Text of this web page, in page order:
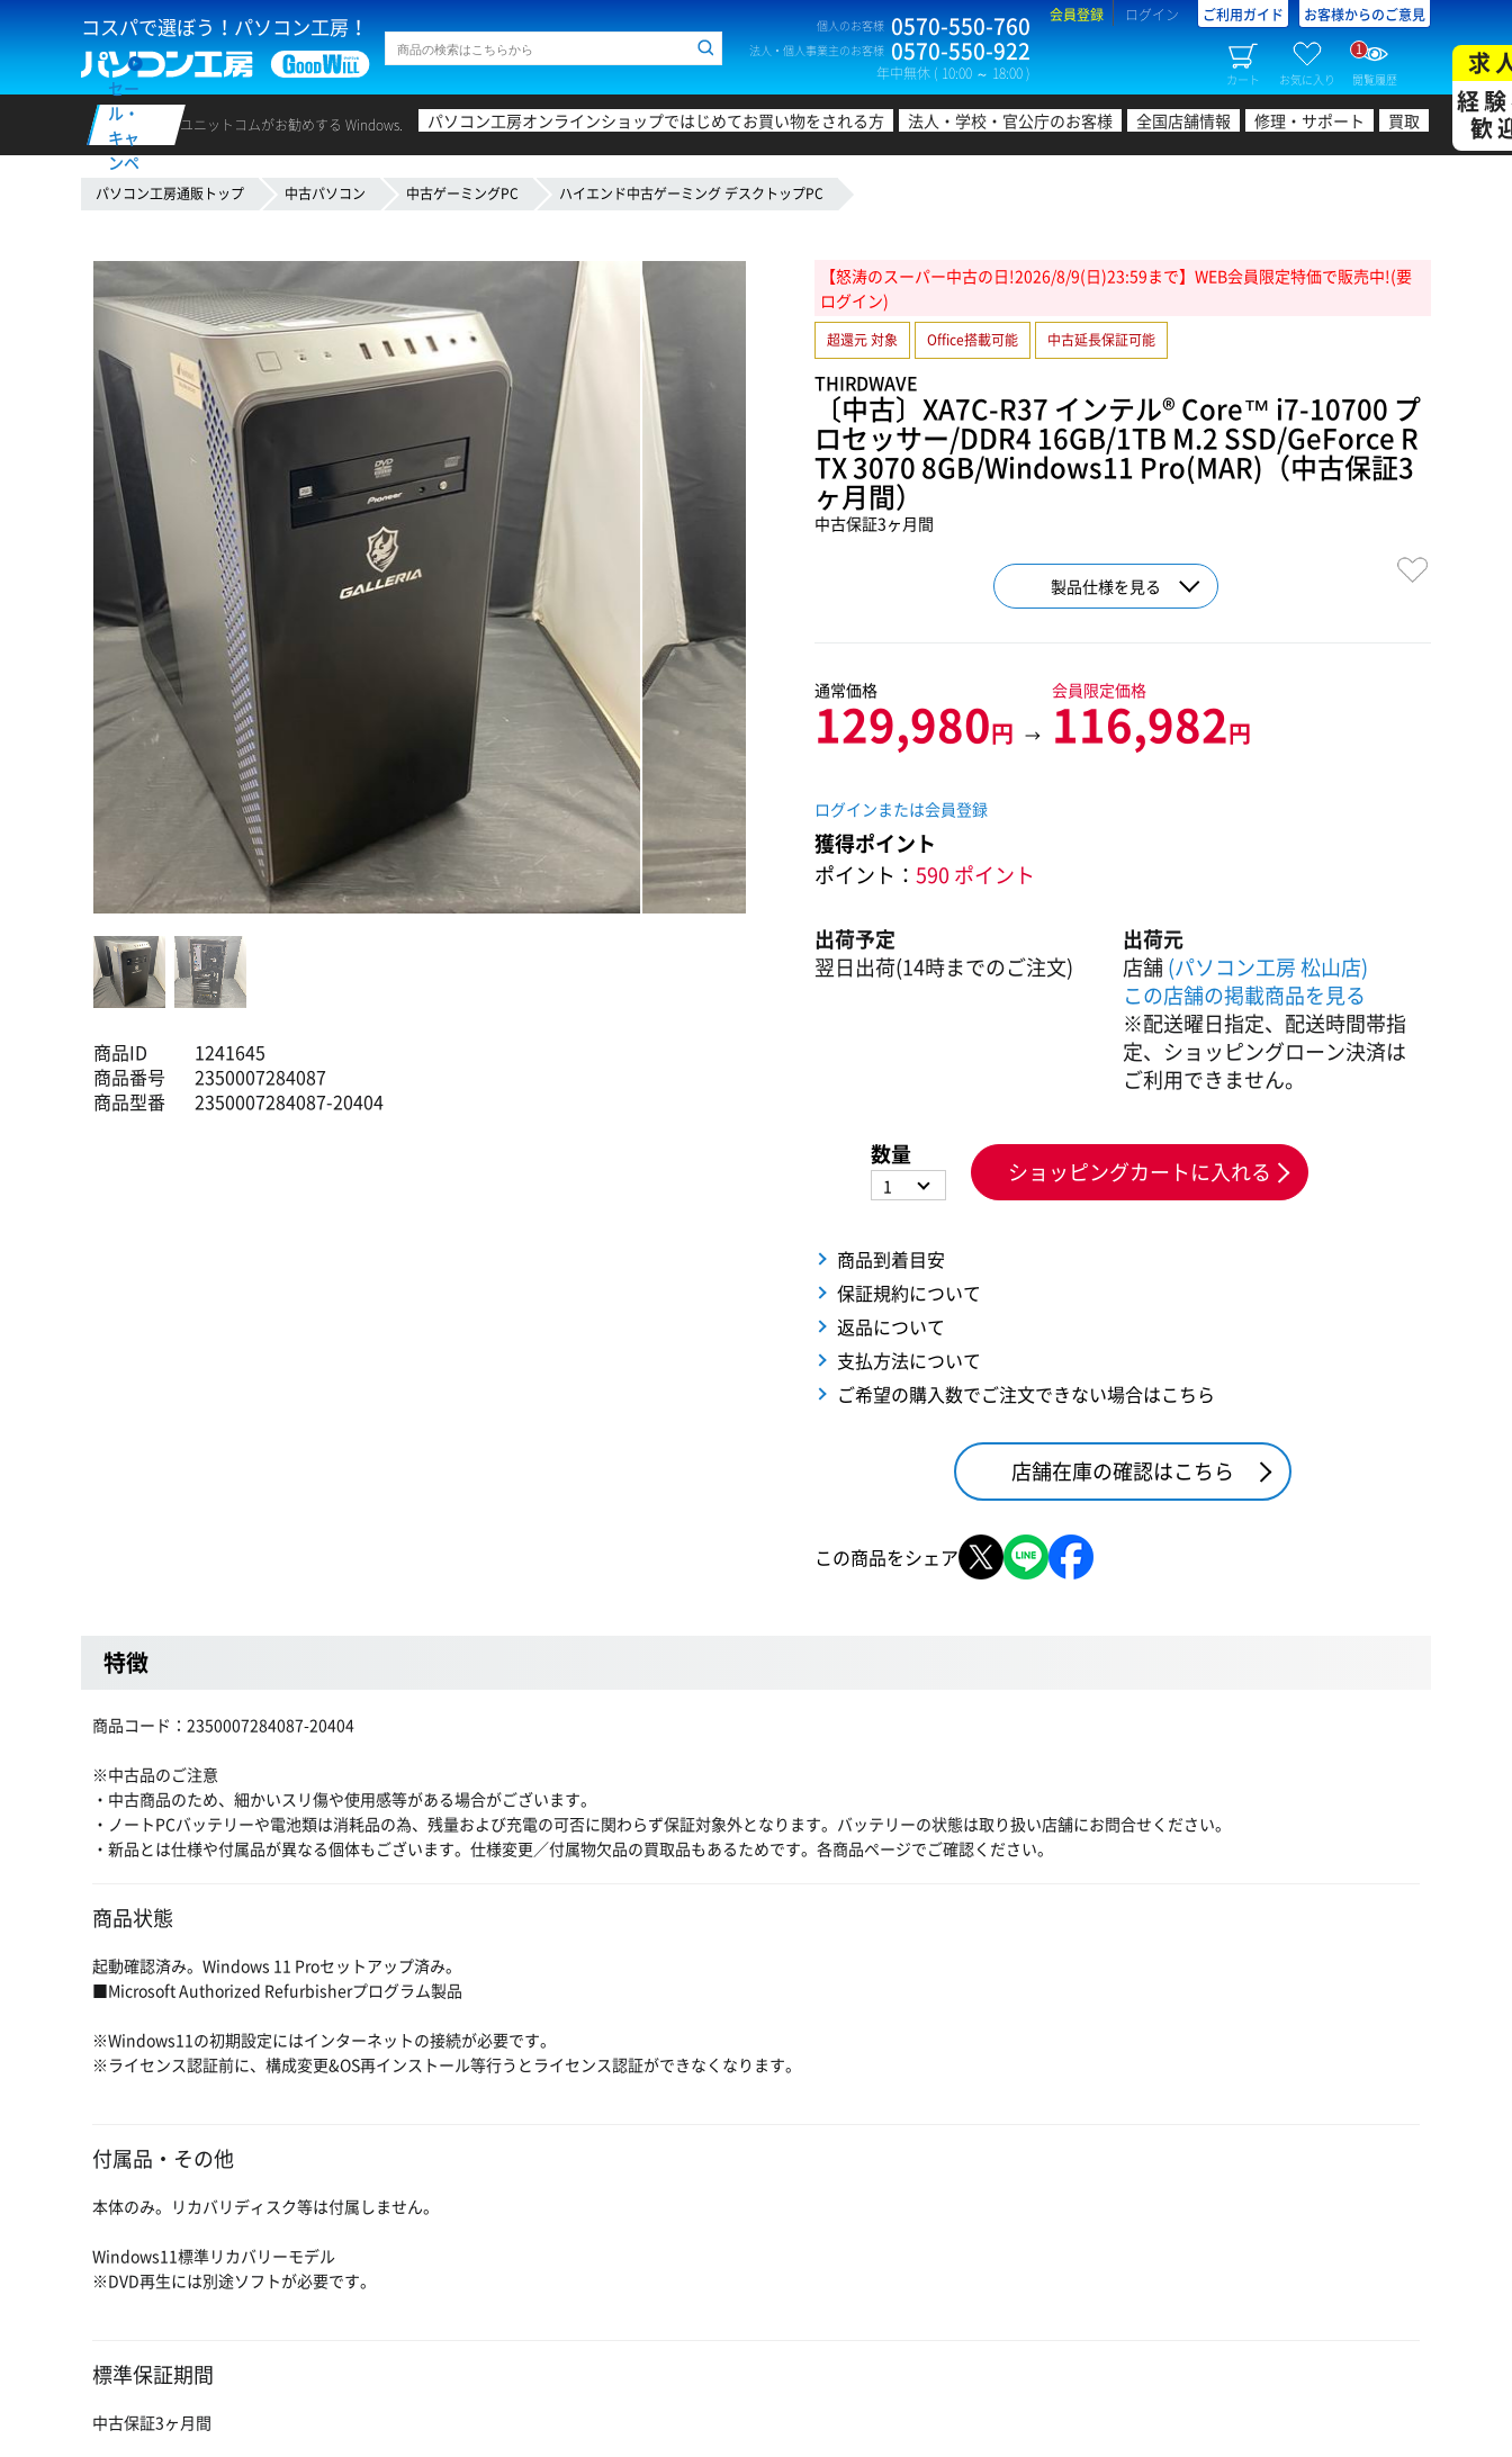
コスパで選ぼう！パソコン工房！ 個人のお客様 0570-550-760
法人・個人事業主のお客様 0570-550-922
年中無休 ( 10:00 ～ 18:00 )
会員登録 ログイン ご利用ガイド お客様からのご意見
カート お気に入り 閲覧履歴
1
セー
ル・
キャ
ンペ
ーン
ユニットコムがお勧めする Windows. パソコン工房オンラインショップではじめてお買い物をされる方 法人・学校・官公庁のお客様 全国店舗情報 修理・サポート 買取
求
経
歓
パソコン工房通販トップ 中古パソコン 中古ゲーミングPC ハイエンド中古ゲーミング デスクトップPC
商品ID
1241645
商品番号
2350007284087
商品型番
2350007284087-20404
【怒涛のスーパー中古の日!2026/8/9(日)23:59まで】WEB会員限定特価で販売中!(要
ログイン)
超還元 対象 Office搭載可能 中古延長保証可能
THIRDWAVE
〔中古〕XA7C-R37 インテル® Core™ i7-10700 プ
ロセッサー/DDR4 16GB/1TB M.2 SSD/GeForce R
TX 3070 8GB/Windows11 Pro(MAR)（中古保証3
ヶ月間）
中古保証3ヶ月間
製品仕様を見る
通常価格
129,980円 →
会員限定価格
116,982円
ログインまたは会員登録
獲得ポイント
ポイント： 590 ポイント
出荷予定
翌日出荷(14時までのご注文)
出荷元
店舗(パソコン工房 松山店)
この店舗の掲載商品を見る
※配送曜日指定、配送時間帯指
定、ショッピングローン決済は
ご利用できません。
数量
1 ショッピングカートに入れる
商品到着目安
保証規約について
返品について
支払方法について
ご希望の購入数でご注文できない場合はこちら
店舗在庫の確認はこちら
この商品をシェア
特徴
商品コード：2350007284087-20404
※中古品のご注意
・中古商品のため、細かいスリ傷や使用感等がある場合がございます。
・ノートPCバッテリーや電池類は消耗品の為、残量および充電の可否に関わらず保証対象外となります。バッテリーの状態は取り扱い店舗にお問合せください。
・新品とは仕様や付属品が異なる個体もございます。仕様変更／付属物欠品の買取品もあるためです。各商品ページでご確認ください。
商品状態
起動確認済み。Windows 11 Proセットアップ済み。
■Microsoft Authorized Refurbisherプログラム製品
※Windows11の初期設定にはインターネットの接続が必要です。
※ライセンス認証前に、構成変更&OS再インストール等行うとライセンス認証ができなくなります。
付属品・その他
本体のみ。リカバリディスク等は付属しません。
Windows11標準リカバリーモデル
※DVD再生には別途ソフトが必要です。
標準保証期間
中古保証3ヶ月間